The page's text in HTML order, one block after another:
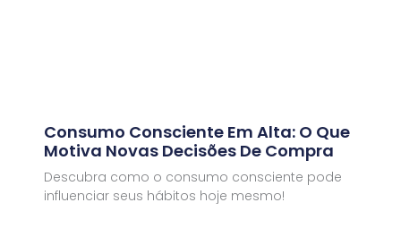
Consumo Consciente Em Alta: O Que
Motiva Novas Decisões De Compra
Descubra como o consumo consciente pode
influenciar seus hábitos hoje mesmo!